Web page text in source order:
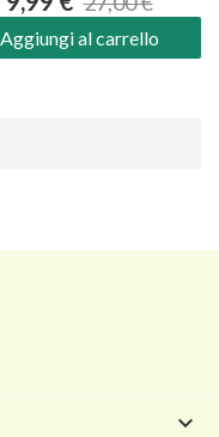
Aggiungi al carrello
